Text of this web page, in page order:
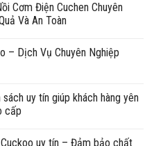
Cơm Điện Cuchen Chuyên
Và An Toàn
– Dịch Vụ Chuyên Nghiệp
uy tín giúp khách hàng yên
cấp
uy tín – Đảm bảo chất